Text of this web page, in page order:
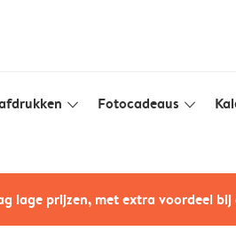
slim_arrow_down Fotocadeaus slim_arrow_down
lage prijzen, met extra voordeel